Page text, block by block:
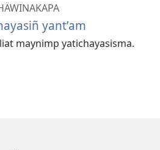
yantʼam
maynimp yatichayasisma.